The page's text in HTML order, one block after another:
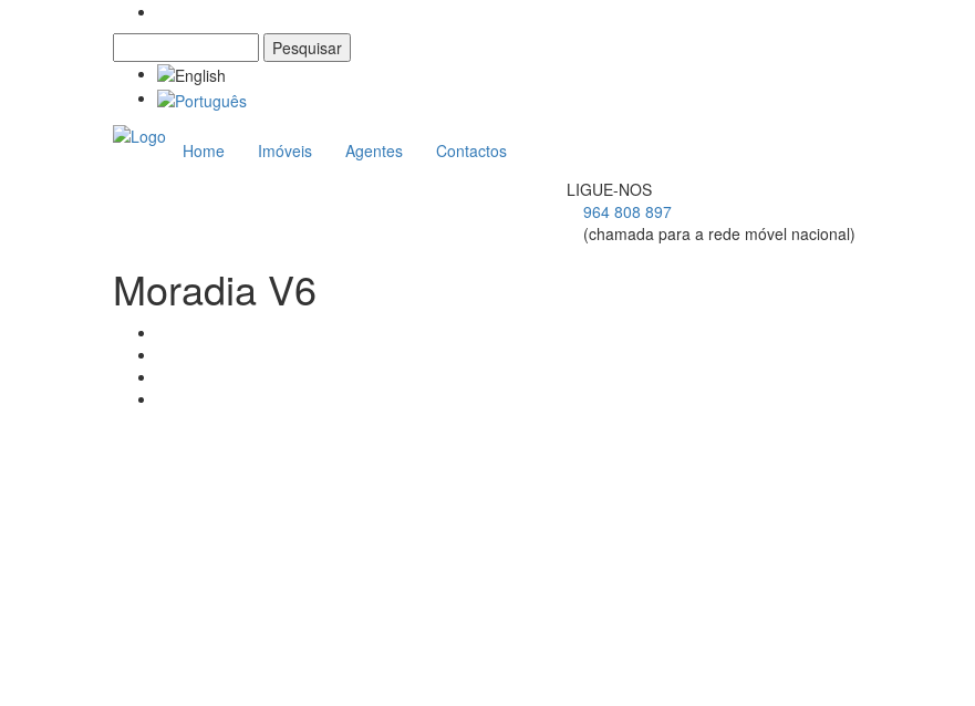
Formulário de pesquisa
Home Imóveis Agentes
Contactos
LIGUE-NOS
964 808 897
(chamada para a rede móvel nacional)
Moradia V6